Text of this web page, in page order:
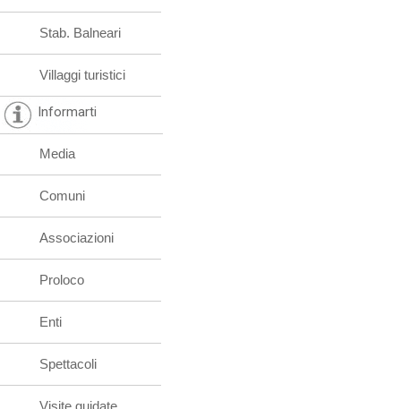
Stab. Balneari
Villaggi turistici
Informarti
Media
Comuni
Associazioni
Proloco
Enti
Spettacoli
Visite guidate